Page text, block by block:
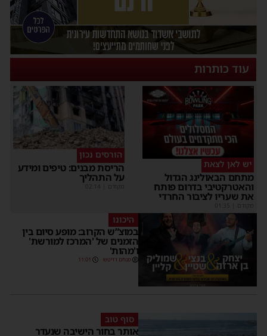
עוד כותרות
יש לאן לצאת
מתחם הבאולינג הגדול
והאטרקטיבי בדרום פותח
את שעריו לציבור החרדי
מקודם
הורסים נכון
הריסת מבנים: טיפים ומידע
על התהליך
מקודם
היכונו
במוצ”ש הקרוב: מופע סיום בין
הזמנים של 'המרכז למורשת'
ו'מהות'
מנחם דויטש 11:01
סוף טוב
אותר בחור הישיבה שנעדר